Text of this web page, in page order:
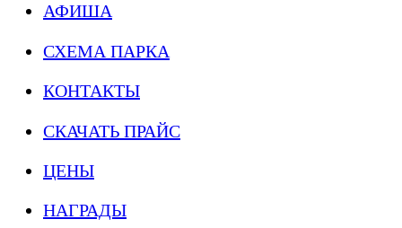
АФИША
СХЕМА ПАРКА
КОНТАКТЫ
СКАЧАТЬ ПРАЙС
ЦЕНЫ
НАГРАДЫ